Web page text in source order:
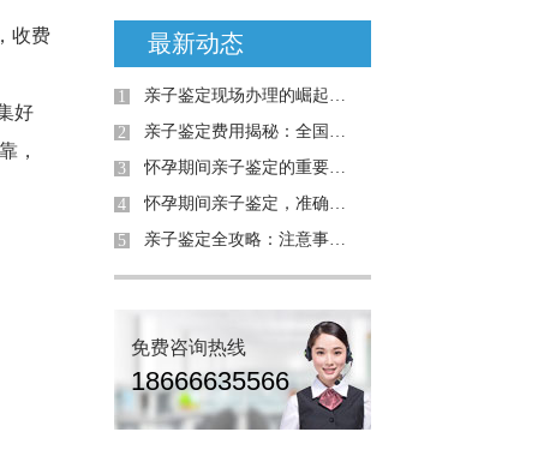
最新动态
1 亲子鉴定现场办理的崛起：为何需求日益增加？
2 亲子鉴定费用揭秘：全国是否统费用
3 怀孕期间亲子鉴定的重要性与解决的问题
4 怀孕期间亲子鉴定，准确率高吗？详解案例与真相
5 亲子鉴定全攻略：注意事项与真实案例解析
免费咨询热线
18666635566
收费
好
，